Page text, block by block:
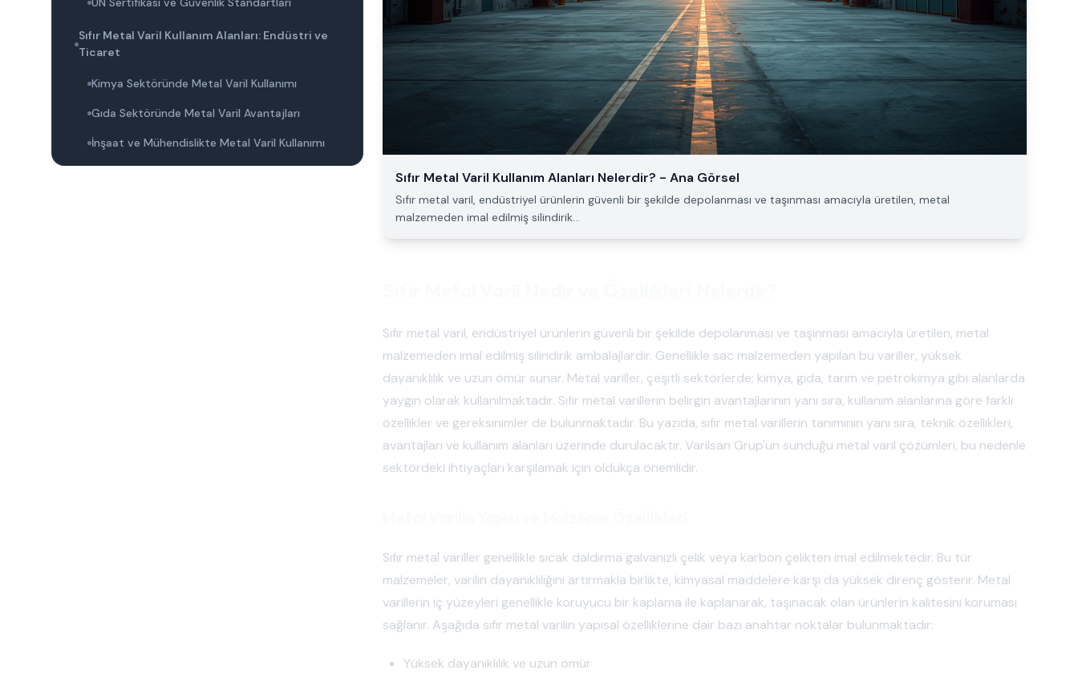
Sıfır Metal Varil Kullanım Alanları: Endüstri ve
Ticaret
Kimya Sektöründe Metal Varil Kullanımı
Gıda Sektöründe Metal Varil Avantajları
İnşaat ve Mühendislikte Metal Varil Kullanımı
Sıfır Metal Varil Kullanım Alanları Nelerdir? - Ana Görsel
Sıfır metal varil, endüstriyel ürünlerin güvenli bir şekilde depolanması ve taşınması amacıyla üretilen, metal
malzemeden imal edilmiş silindirik...
Sıfır metal varil, endüstriyel ürünlerin güvenli bir şekilde depolanması ve taşınması amacıyla üretilen, metal
malzemeden imal edilmiş silindirik ambalajlardır. Genellikle sac malzemeden yapılan bu variller, yüksek
dayanıklılık ve uzun ömür sunar. Metal variller, çeşitli sektörlerde; kimya, gıda, tarım ve petrokimya gibi alanlarda
yaygın olarak kullanılmaktadır. Sıfır metal varillerin belirgin avantajlarının yanı sıra, kullanım alanlarına göre farklı
özellikler ve gereksinimler de bulunmaktadır. Bu yazıda, sıfır metal varillerin tanımının yanı sıra, teknik özellikleri,
avantajları ve kullanım alanları üzerinde durulacaktır. Varilsan Grup'un sunduğu metal varil çözümleri, bu nedenle
sektördeki ihtiyaçları karşılamak için oldukça önemlidir.
Sıfır metal variller genellikle sıcak daldırma galvanizli çelik veya karbon çelikten imal edilmektedir. Bu tür
malzemeler, varilin dayanıklılığını artırmakla birlikte, kimyasal maddelere karşı da yüksek direnç gösterir. Metal
varillerin iç yüzeyleri genellikle koruyucu bir kaplama ile kaplanarak, taşınacak olan ürünlerin kalitesini koruması
sağlanır. Aşağıda sıfır metal varilin yapısal özelliklerine dair bazı anahtar noktalar bulunmaktadır:
Yüksek dayanıklılık ve uzun ömür